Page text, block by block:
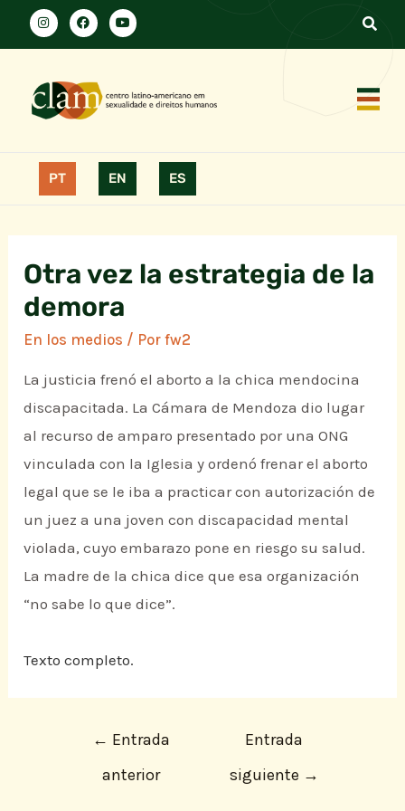
PT EN ES
Otra vez la estrategia de la
demora
En los medios / Porfw2
La justicia frenó el aborto a la chica mendocina
discapacitada. La Cámara de Mendoza dio lugar
al recurso de amparo presentado por una ONG
vinculada con la Iglesia y ordenó frenar el aborto
legal que se le iba a practicar con autorización de
un juez a una joven con discapacidad mental
violada, cuyo embarazo pone en riesgo su salud.
La madre de la chica dice que esa organización
“no sabe lo que dice”.
Texto completo.
← Entrada
anterior
Entrada
siguiente →